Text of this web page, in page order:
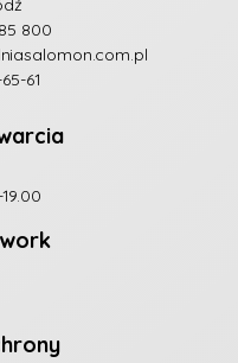
800
61